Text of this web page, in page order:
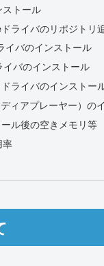
トール
ライバのリポジトリ
イバのインストール
イバのインストール
ライバのインストー
ィアプレーヤー）の
ル後の空きメモリ等
率